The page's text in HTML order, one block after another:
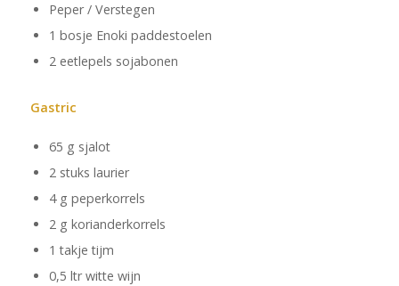
Peper / Verstegen
1 bosje Enoki paddestoelen
2 eetlepels sojabonen
Gastric
65 g sjalot
2 stuks laurier
4 g peperkorrels
2 g korianderkorrels
1 takje tijm
0,5 ltr witte wijn